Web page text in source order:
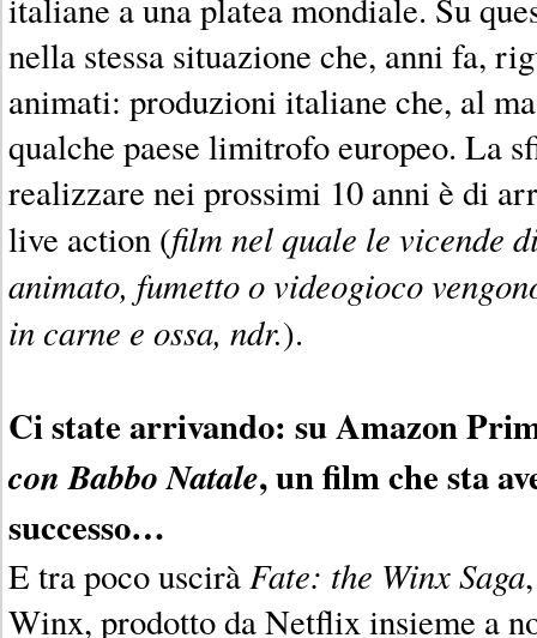
italiane a una platea mondiale. Su
nella stessa situazione che, anni fa,
animati: produzioni italiane che, al
qualche paese limitrofo europeo. La
realizzare nei prossimi 10 anni è di
live action (film nel quale le vicende
animato, fumetto o videogioco
in carne e ossa, ndr.).
Ci state arrivando: su Amazon
con Babbo Natale, un film che sta
successo…
E tra poco usciràFate: the Winx Saga
Winx, prodotto da Netflix insieme a